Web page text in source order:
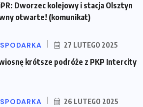
Dworzec kolejowy i stacja Olsztyn
otwarte! (komunikat)
27 LUTEGO 2025
krótsze podróże z PKP Intercity
26 LUTEGO 2025